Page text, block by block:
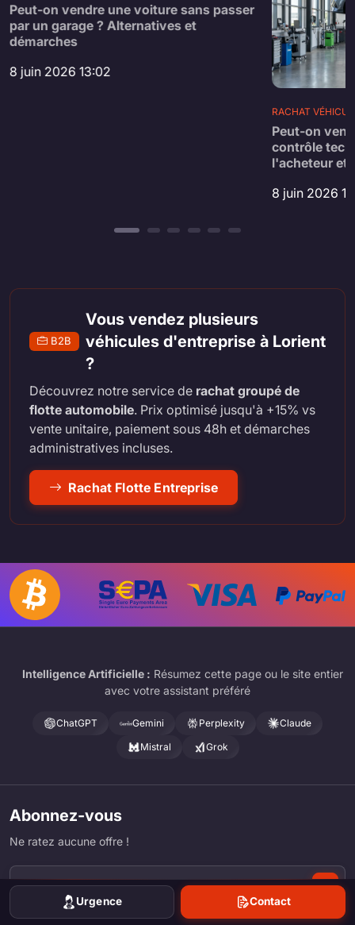
Peut-on vendre une voiture sans passer
par un garage ? Alternatives et
démarches
8 juin 2026 13:02
RACHAT
Peut-on
contrôle
l'acheteur et
8 juin 2026
B2B
Vous vendez plusieurs
véhicules d'entreprise à Lorient
?
Découvrez notre service de rachat groupé de
flotte automobile. Prix optimisé jusqu'à +15% vs
vente unitaire, paiement sous 48h et démarches
administratives incluses.
Rachat Flotte Entreprise
Urgence Contact
Intelligence Artificielle : Résumez cette page ou le site entier
avec votre assistant préféré
ChatGPT Gemini Perplexity
Claude
Mistral
Grok
Abonnez-vous
Ne ratez aucune offre !